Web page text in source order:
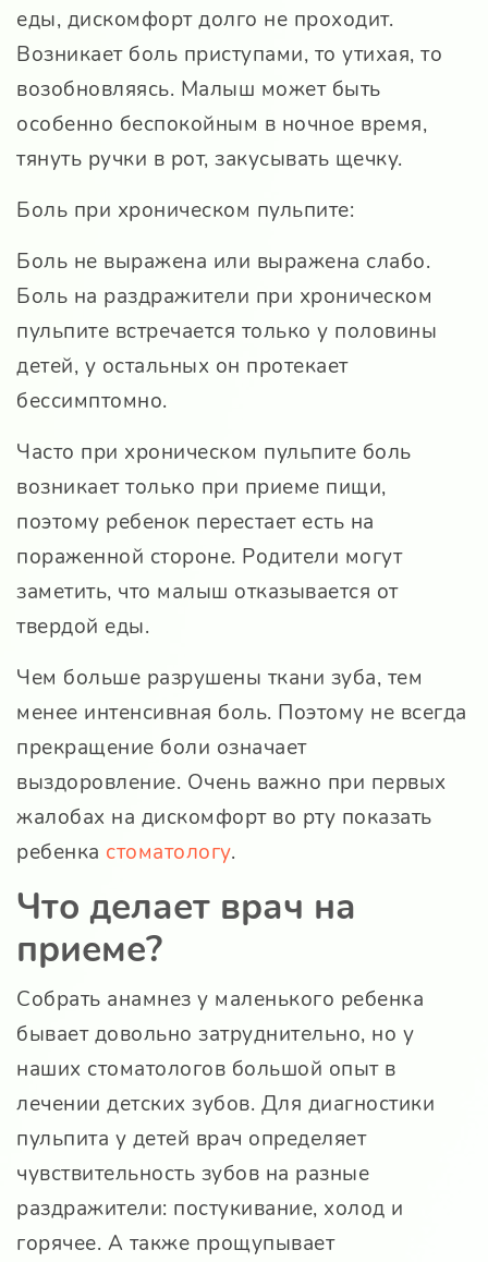
еды, дискомфорт долго не проходит.
Возникает боль приступами, то утихая, то
возобновляясь. Малыш может быть
особенно беспокойным в ночное время,
тянуть ручки в рот, закусывать щечку.
Боль при хроническом пульпите:
Боль не выражена или выражена слабо.
Боль на раздражители при хроническом
пульпите встречается только у половины
детей, у остальных он протекает
бессимптомно.
Часто при хроническом пульпите боль
возникает только при приеме пищи,
поэтому ребенок перестает есть на
пораженной стороне. Родители могут
заметить, что малыш отказывается от
твердой еды.
Чем больше разрушены ткани зуба, тем
менее интенсивная боль. Поэтому не всегда
прекращение боли означает
выздоровление. Очень важно при первых
жалобах на дискомфорт во рту показать
ребенка стоматологу.
Что делает врач на
приеме?
Собрать анамнез у маленького ребенка
бывает довольно затруднительно, но у
наших стоматологов большой опыт в
лечении детских зубов. Для диагностики
пульпита у детей врач определяет
чувствительность зубов на разные
раздражители: постукивание, холод и
горячее. А также прощупывает